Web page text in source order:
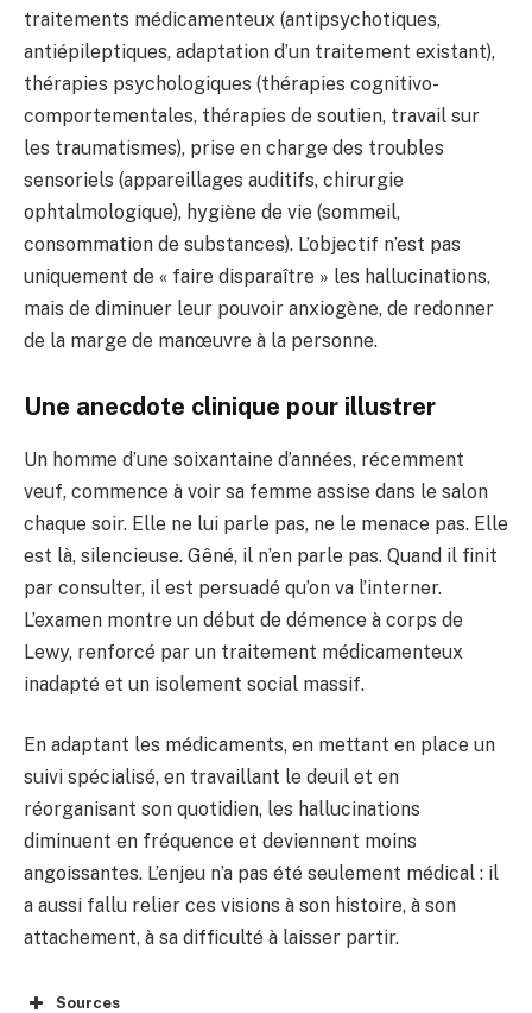
traitements médicamenteux (antipsychotiques,
antiépileptiques, adaptation d’un traitement existant),
thérapies psychologiques (thérapies cognitivo-
comportementales, thérapies de soutien, travail sur
les traumatismes), prise en charge des troubles
sensoriels (appareillages auditifs, chirurgie
ophtalmologique), hygiène de vie (sommeil,
consommation de substances). L’objectif n’est pas
uniquement de « faire disparaître » les hallucinations,
mais de diminuer leur pouvoir anxiogène, de redonner
de la marge de manœuvre à la personne.
Une anecdote clinique pour illustrer
Un homme d’une soixantaine d’années, récemment
veuf, commence à voir sa femme assise dans le salon
chaque soir. Elle ne lui parle pas, ne le menace pas. Elle
est là, silencieuse. Gêné, il n’en parle pas. Quand il finit
par consulter, il est persuadé qu’on va l’interner.
L’examen montre un début de démence à corps de
Lewy, renforcé par un traitement médicamenteux
inadapté et un isolement social massif.
En adaptant les médicaments, en mettant en place un
suivi spécialisé, en travaillant le deuil et en
réorganisant son quotidien, les hallucinations
diminuent en fréquence et deviennent moins
angoissantes. L’enjeu n’a pas été seulement médical : il
a aussi fallu relier ces visions à son histoire, à son
attachement, à sa difficulté à laisser partir.
Sources